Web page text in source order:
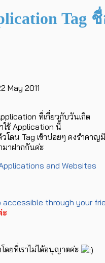
Tag
May 2011
ที่เกี่ยวกับวันเกิด
ใช้ Application นี้
ดน Tag เข้าบ่อยๆ คงรำคาญ
มาฝากกันค่ะ
and Websites
accessible through your
ะ
ดยที่เราไม่ได้อนุญาตค่ะ